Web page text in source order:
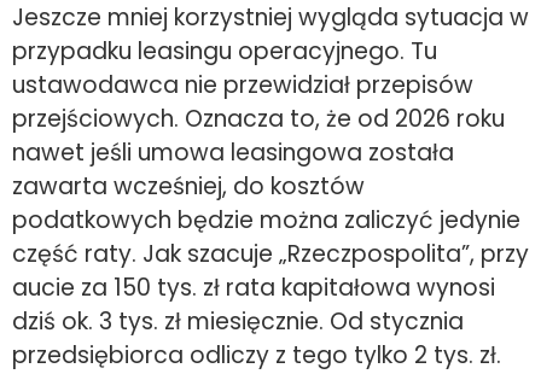
Jeszcze mniej korzystniej wygląda sytuacja w
przypadku leasingu operacyjnego. Tu
ustawodawca nie przewidział przepisów
przejściowych. Oznacza to, że od 2026 roku
nawet jeśli umowa leasingowa została
zawarta wcześniej, do kosztów
podatkowych będzie można zaliczyć jedynie
część raty. Jak szacuje „Rzeczpospolita”, przy
aucie za 150 tys. zł rata kapitałowa wynosi
dziś ok. 3 tys. zł miesięcznie. Od stycznia
przedsiębiorca odliczy z tego tylko 2 tys. zł.